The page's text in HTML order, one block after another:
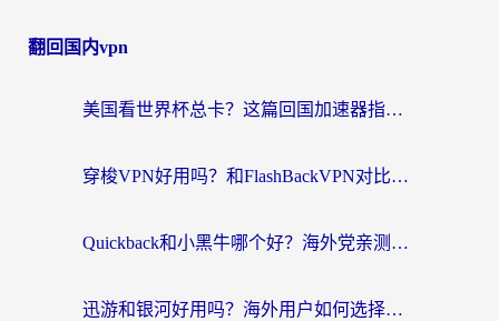
翻回国内vpn
美国看世界杯总卡？这篇回国加速器指南帮你无缝刷国内资源（附苹果手机VPN设置步骤）
穿梭VPN好用吗？和FlashBackVPN对比哪个回国效果更好？
Quickback和小黑牛哪个好？海外党亲测指南，选对回国加速器秒回国内
迅游和银河好用吗？海外用户如何选择回国加速器实现无缝访问国内资源